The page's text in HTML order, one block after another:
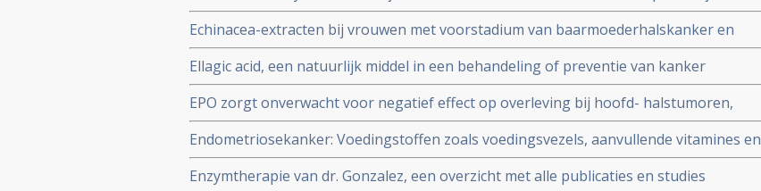
beroertes, pijnstilling, weefselletsel, auto-immuuunziektes en zelfs bij
kankerpatienten zorgt voor remissies
Echinacea-extracten bij vrouwen met voorstadium van baarmoederhalskanker en
verhoogde L-SIL/CIN-1 waarden verkregen uit uitstrijkjes doet HPV infectie en
voorstadium kanker sneller verdwijnen na 6 maanden en 1 jaar.
Ellagic acid, een natuurlijk middel in een behandeling of preventie van kanker
EPO zorgt onverwacht voor negatief effect op overleving bij hoofd- halstumoren,
aldus gerandomiseerde fase III studie.
Endometriosekanker: Voedingstoffen zoals voedingsvezels, aanvullende vitamines en
dan specifiek vitamines C, E en Betacaroteen en Retinol kunnen het risico op
endometriosekanker aanmerkelijk verlagen.
Enzymtherapie van dr. Gonzalez, een overzicht met alle publicaties en studies